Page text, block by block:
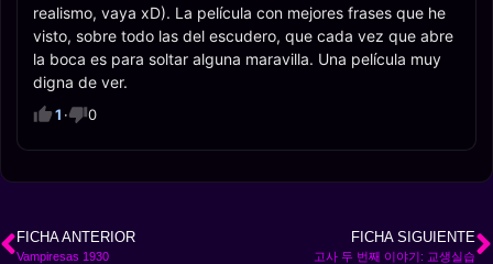
realismo, vaya xD). La película con mejores frases que he
visto, sobre todo las del escudero, que cada vez que abre
la boca es para soltar alguna maravilla. Una película muy
digna de ver.
1 · 0
FICHA ANTERIOR
Vampiresas 1930
FICHA SIGUIENTE
고사 두 번째 이야기: 교생실습